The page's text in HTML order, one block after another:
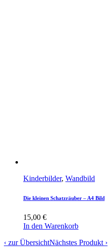
Kinderbilder, Wandbild
Die kleinen Schatzräuber – A4 Bild
15,00 €
In den Warenkorb
‹ zur ÜbersichtNächstes Produkt ›